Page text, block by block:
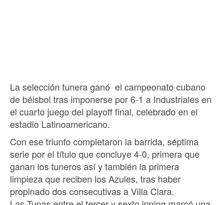
La selección tunera ganó el campeonato cubano
de béisbol tras imponerse por 6-1 a Industriales en
el cuarto juego del playoff final, celebrado en el
estadio Latinoamericano.
Con ese triunfo completaron la barrida, séptima
serie por el título que concluye 4-0, primera que
ganan los tuneros así y también la primera
limpieza que reciben los Azules, tras haber
propinado dos consecutivas a Villa Clara.